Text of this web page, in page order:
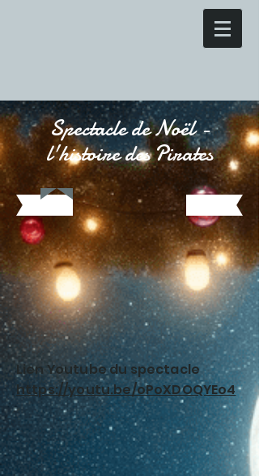
Spectacle de Noël -
l'histoire des Pirates
Lien Youtube du spectacle
https://youtu.be/oPoXDOQYEo4